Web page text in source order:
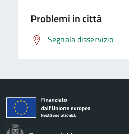
Problemi in città
Segnala disservizio